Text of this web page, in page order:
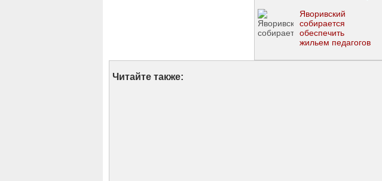
Яворивский
собирается
обеспечить
жильем педагогов
Читайте также: